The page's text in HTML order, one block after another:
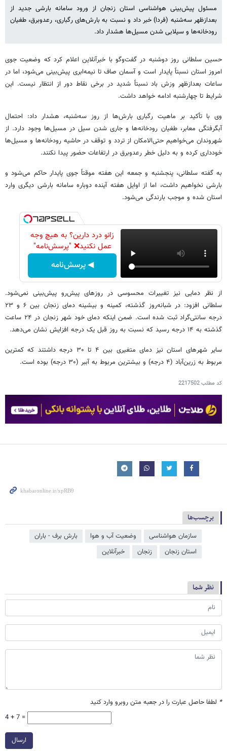
مسئول پیش‌بینی هواشناسی استان زنجان از ورود سامانه بارشی جدید از
بعدازظهر سه‌شنبه (فردا) خبر داد و نسبت به بارش‌های رگباری، رعدوبرق، طغیان
رودخانه‌ها و سیلابی شدن مسیل‌ها هشدار داد.
حسین سلطانی روز دوشنبه در گفت‌وگو با خبرآنلاین اعلام کرد که وضعیت جوی
امروز استان نسبتاً پایدار است و آسمان صاف تا نیمه‌ابری پیش‌بینی می‌شود، اما در
ساعات بعدازظهر وزش باد نسبتاً شدید در برخی نقاط دور از انتظار نیست. این
شرایط تا چهارشنبه ادامه خواهد داشت.
وی با تأکید بر ماهیت رگباری بارش‌ها از روز سه‌شنبه، هشدار داد: احتمال
آبگرفتگی معابر، طغیان رودخانه‌ها و جاری شدن سیل در مسیل‌ها وجود دارد. از
شهروندان می‌خواهیم حتی‌الامکان از تردد و توقف در حاشیه رودخانه‌ها و مسیل‌ها
خودداری کرده و به دلیل خطر رعدوبرق در ارتفاعات حضور پیدا نکنند.
به گفته سلطانی، پنجشنبه و جمعه این هفته موقتاً جوی پایدار حاکم می‌شود و
بارشی نخواهیم داشت، اما از اوایل هفته آینده دوباره سامانه بارشی دیگری وارد
استان شده و موجب بارندگی می‌شود.
زانو درد دارین؟ به هیچ وجه
عمل نکنید❌ "پرسش‌نامه"
◀ پرسش‌نامه
از نظر دمایی نیز تغییرات محسوسی در روزهای پیش‌رو پیش‌بینی نمی‌شود.
سلطانی افزود: در شبانه‌روز گذشته، کمینه و بیشینه دمای زنجان بین ۶ و ۲۳
درجه سانتی‌گراد ثبت شده است. ضمن اینکه دمای خود شهر زنجان در ۲۴ ساعت
گذشته به ۱۴ درجه رسید که نسبت به روز قبل یک درجه افزایش نشان می‌دهد.
سایر شهرهای استان نیز دمای متغیری بین ۴ تا ۳۰ درجه داشتند که کمترین
مربوط به زرین‌آباد (۴ درجه) و بیشترین مربوط به آببر (۳۰ درجه) بوده است.
کد مطلب2217502
برچسب‌ها
سازمان هواشناسی وضعیت آب و هوا
بارش برف - باران
استان زنجان
زنجان خبرآنلاین
نظر شما
* لطفا حاصل عبارت را در جعبه متن روبرو وارد کنید
4 + 7 =
ارسال